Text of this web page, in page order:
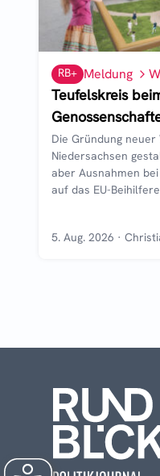
RB+ Meldung
Teufelskreis
Die Gründung
Niedersachsen
aber Ausnahmen
auf das EU-
5. Aug. 2026 ·